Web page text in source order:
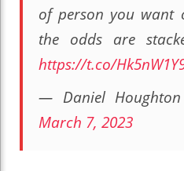
of person you want
the odds are
https://t.co/
— Daniel Houghton
March 7, 2023